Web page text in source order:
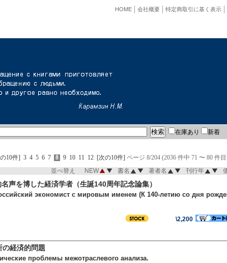
特定商取引に基く表示
会社概要
HOME
在庫あり 新着
10件] 3 4 5 6 7 8 9 10 11 12 [次の10件] ページ 8/204 (2036 件中 71 〜 80 件
並べ替え NEW 書名 著者名 刊行年
声を博した経済学者（生誕140周年記念論集）
экономист с мировым именем (К 140-летию со дня
\2,200
経済的問題
проблемы межотраслевого анализа.